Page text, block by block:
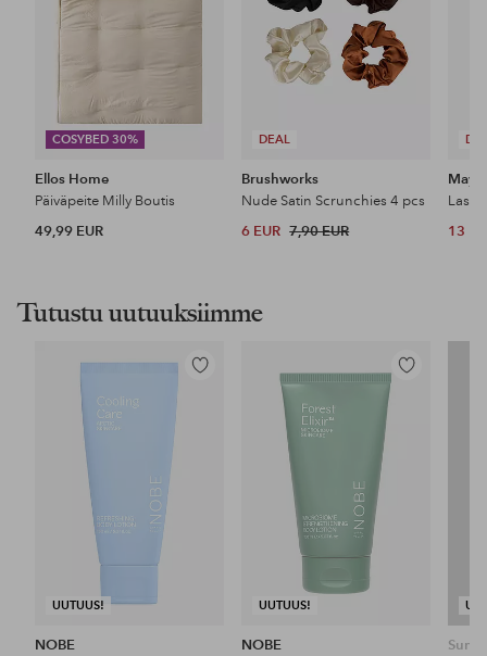
COSYBED 30%
Ellos Home
Päiväpeite Milly Boutis
49,99 EUR
DEAL
Brushworks
Nude Satin Scrunchies 4 pcs
6 EUR 7,90 EUR 13
Tutustu uutuuksiimme
UUTUUS!
Lisää
NOBE
UUTUUS!
Lisää
NOBE